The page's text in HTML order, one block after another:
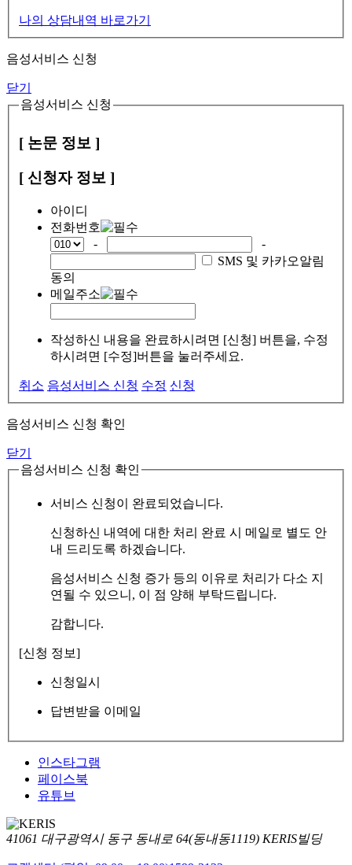
나의 상담내역 바로가기
음성서비스 신청
닫기
음성서비스 신청
[ 논문 정보 ]
[ 신청자 정보 ]
아이디
전화번호
-
-
SMS 및 카카오알림
동의
메일주소
작성하신 내용을 완료하시려면 [신청] 버튼을, 수정
하시려면 [수정]버튼을 눌러주세요.
취소 음성서비스 신청 수정 신청
음성서비스 신청 확인
닫기
음성서비스 신청 확인
서비스 신청이 완료되었습니다.
신청하신 내역에 대한 처리 완료 시 메일로 별도 안
내 드리도록 하겠습니다.
음성서비스 신청 증가 등의 이유로 처리가 다소 지
연될 수 있으니, 이 점 양해 부탁드립니다.
감합니다.
[신청 정보]
신청일시
답변받을 이메일
인스타그램
페이스북
유튜브
41061 대구광역시 동구 동내로 64(동내동1119) KERIS빌딩